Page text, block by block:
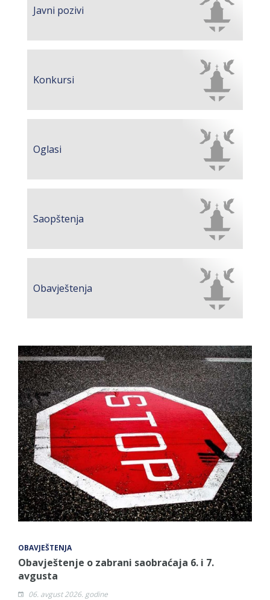
BORCE VOJSKE REPUBLIKE SRPSKE U STANjU
DVORIŠTE INDIVIDUALNIH DOMAĆINSTAVA,
DVORIŠTE ZAJEDNICA ETAŽNIH VLASNIKA I
JAVNI PROSTOR U MJESNIM ZAJEDNICAMA
NA TERITORIJI GRADA BIJELjINA
Obavještenje za preduzetnika - Gojko
pomoć za nabavku školskog pribora
Obrasci zahtjeva za regresirano gorivo
dostupni od 13. marta do 15. novembra
Zahtjev za izdavanje PONOSNE KARTICE
Obavještenje o zabrani saobraćaja 6. i 7.
avgusta
Obavještenje za preduzetnika - Vera Ujić
FINANSIJSKE NAGRADE
Javni pozivi
Konkursi
Oglasi
Saopštenja
Obavještenja
OBAVJEŠTENJA
Obavještenje o zabrani saobraćaja 6. i 7.
avgusta
06. avgust 2026. godine